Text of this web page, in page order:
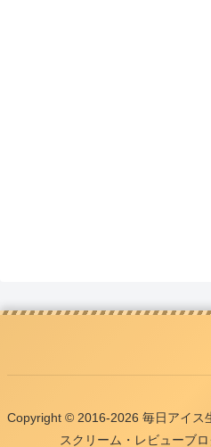
Copyright © 2016-2026 毎日アイス
スクリーム・レビューブ